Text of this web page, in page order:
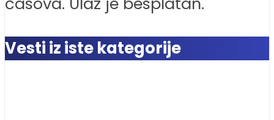
Vesti iz iste kategorije